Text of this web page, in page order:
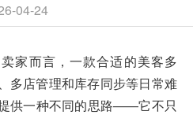
04-24
家而言，一款合适的美客多
多店管理和库存同步等日常难
供一种不同的思路——它不只